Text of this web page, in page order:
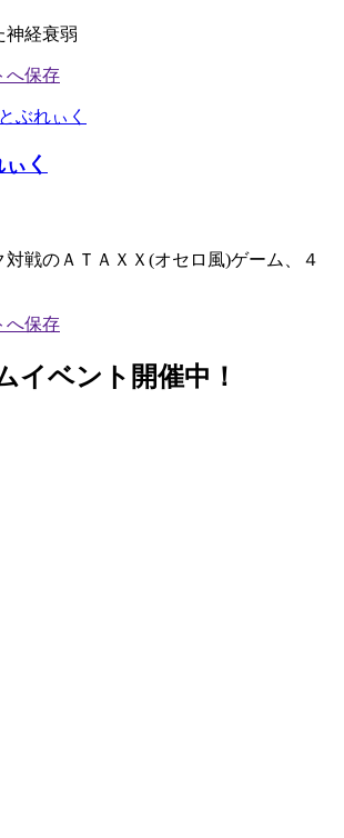
神経衰弱
く
対戦のＡＴＡＸＸ(オセロ風)ゲーム、４
イベント開催中！